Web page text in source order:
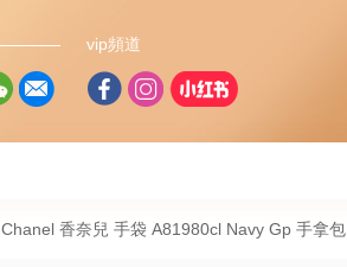
vip頻道
Chanel 香奈兒 手袋 A81980cl Navy Gp 手拿包